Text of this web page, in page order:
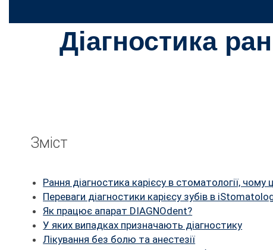
Діагностика
Зміст
Рання діагностика карієсу в стоматології, чому
Переваги діагностики карієсу зубів в
Як працює апарат DIAGNOdent?
У яких випадках призначають діагностику
Лікування без болю та анестезії